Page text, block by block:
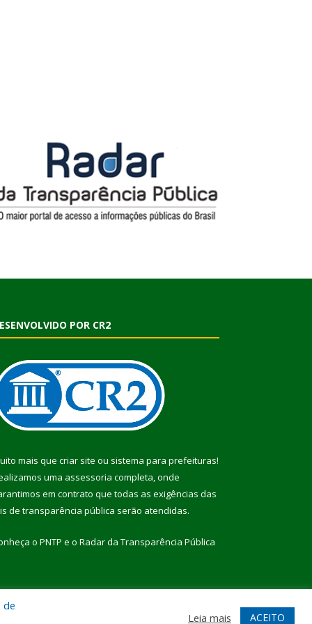
POR CR2
mais que criar site ou sistema para prefeituras!
uma assessoria completa, onde
em contrato que todas as exigências das
de transparência pública serão atendidas.
o PNTP e o Radar da Transparência Pública
Acessar Webmail
de
Leia mais ACEITO